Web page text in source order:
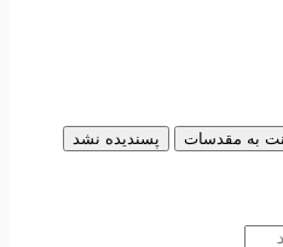
به مقدسات پسندیده نشد